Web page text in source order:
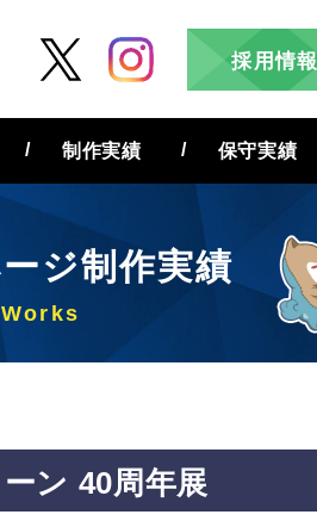
採用情報
制作実績 保守実績
ジ制作実績
ン 40周年展